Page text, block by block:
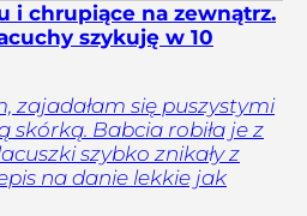
i chrupiące na zewnątrz.
szykuję w 10
zajadałam się puszystymi
skórką. Babcia robiła je z
szybko znikały z
na danie lekkie jak